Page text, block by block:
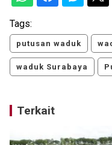
Tags:
putusan waduk
waduk Surabaya
Terkait